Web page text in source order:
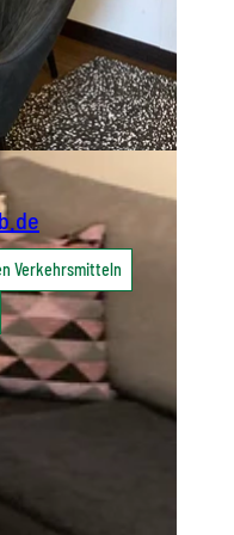
Verkehrsmitteln